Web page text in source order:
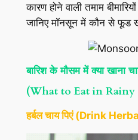
कारण होने वाली तमाम
जानिए ​मॉनसून में कौन से फूड
बारिश के मौसम में क्या खाना
(What to Eat in Rainy
हर्बल चाय पिएं (Drink